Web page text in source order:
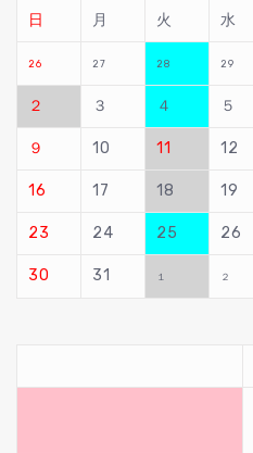
日
月 火 水
26 27 28 29
２ ３ ４ ５
９ 10 11 12
16 17 18 19
23 24 25 26
30 31 １ ２